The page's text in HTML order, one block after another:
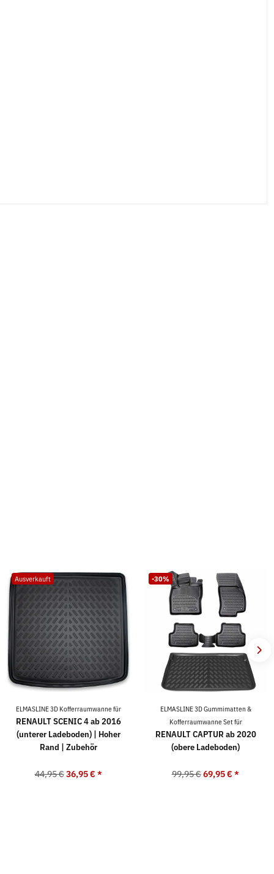
Ausverkauft
ELMASLINE 3D Kofferraumwanne für
RENAULT SCENIC 4 ab 2016
(unterer Ladeboden) | Hoher
Rand | Zubehör
44,95 € 36,95 €*
-30%
ELMASLINE 3D Gummimatten &
Kofferraumwanne Set für
RENAULT CAPTUR ab 2020
(obere Ladeboden)
99,95 € 69,95 €*